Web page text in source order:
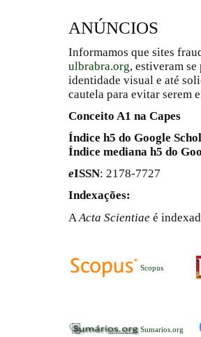
ANÚNCIOS
Informamos que sites
ulbrabra.org, estiveram
identidade visual e até
cautela para evitar serem
Conceito A1 na Capes
Índice h5 do Google
Índice mediana h5 do
eISSN: 2178-7727
Indexações:
A Acta Scientiae é
Scopus
Sumarios.org